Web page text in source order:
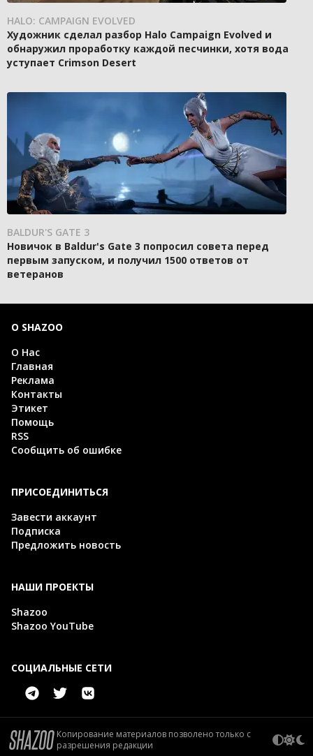
HALO: CAMPAIGN EVOLVED
Художник сделал разбор Halo Campaign Evolved и
обнаружил проработку каждой песчинки, хотя вода
уступает Crimson Desert
BALDUR'S GATE 3
Новичок в Baldur's Gate 3 попросил совета перед
первым запуском, и получил 1500 ответов от
ветеранов
О SHAZOO
О Нас
Главная
Реклама
Контакты
Этикет
Помощь
RSS
Сообщить об ошибке
ПРИСОЕДИНИТЬСЯ
Завести аккаунт
Подписка
Предложить новость
НАШИ ПРОЕКТЫ
Shazoo
Shazoo YouTube
СОЦИАЛЬНЫЕ СЕТИ
Копирование материалов позволено только с
разрешения редакции